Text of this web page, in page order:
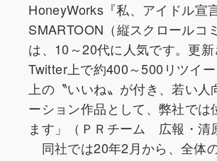
HoneyWorks『私、アイドル宣
SMARTOON（縦スクロールコ
は、10～20代に人気です。更新
Twitter上で約400～500リツイ
上の〝いいね〟が付き、若い人
ーション作品として、弊社では
ます」（ＰＲチーム 広報・清
同社では20年2月から、全体